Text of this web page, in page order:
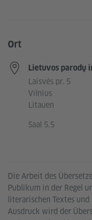
Die Arbeit des
Publikum in der Regel
literarischen Textes
Ausdruck wird der
Ort
Lietuvos parodų
Laisvės pr. 5
Vilnius
Litauen
Saal 5.5